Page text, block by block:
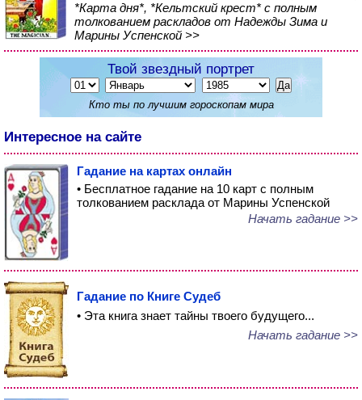
*Карта дня*, *Кельтский крест* с полным
толкованием раскладов от Надежды Зима и
Марины Успенской >>
Твой звездный портрет
Кто ты по лучшим гороскопам мира
Интересное на сайте
Гадание на картах онлайн
• Бесплатное гадание на 10 карт с полным
толкованием расклада от Марины Успенской
Начать гадание >>
Гадание по Книге Судеб
• Эта книга знает тайны твоего будущего...
Начать гадание >>